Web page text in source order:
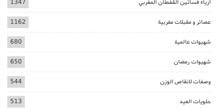
ازياء فساتين القفطان المغربي 1347
عصائر و مقبلات مغربية 1162
شهيوات عالمية 680
شهيوات رمضان 650
وصفات لانقاص الوزن 544
حلويات العيد 513